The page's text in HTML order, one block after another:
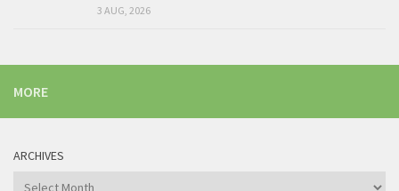
3 AUG, 2026
MORE
ARCHIVES
Archives